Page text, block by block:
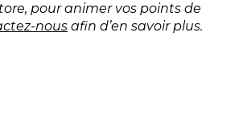
pour animer vos points de
nousafin d’en savoir plus.